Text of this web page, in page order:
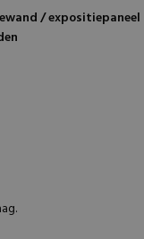
/ expositiepaneel